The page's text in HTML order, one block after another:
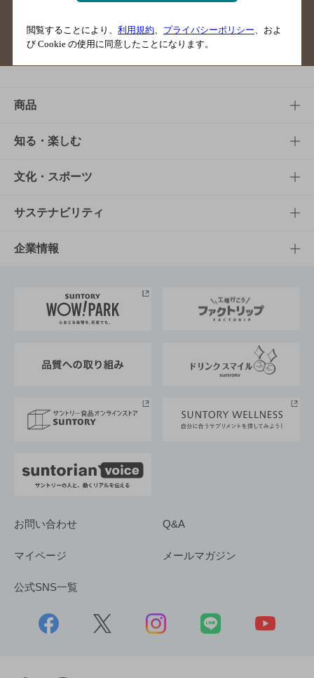
サイトマップ ご意見・ご感想
商品
商品TOP
商品一覧
商品発売情報
栄養成分一覧
知る・楽しむ
知る・楽しむTOP
キャンペーン
工場見学
地域情報
文化・スポーツ
文化・スポーツTOP
サントリーホール
サントリーサンバーズ大阪
サステナビリティ
サステナビリティTOP
サントリーが考えるサステナビリティ経営
企業情報
企業概要
採用情報
お問い合わせ Q&A
マイページ メールマガジン
公式SNS一覧
閲覧することにより、 利用規約 プライバシーポリシー 、およ
び Cookie の使用に同意したことになります。